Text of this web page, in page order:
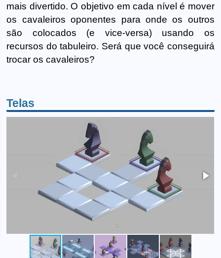
mais divertido. O objetivo em cada nível é mover
os cavaleiros oponentes para onde os outros
são colocados (e vice-versa) usando os
recursos do tabuleiro. Será que você conseguirá
trocar os cavaleiros?
Telas